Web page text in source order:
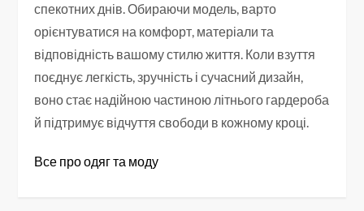
спекотних днів. Обираючи модель, варто
орієнтуватися на комфорт, матеріали та
відповідність вашому стилю життя. Коли взуття
поєднує легкість, зручність і сучасний дизайн,
воно стає надійною частиною літнього гардероба
й підтримує відчуття свободи в кожному кроці.
Все про одяг та моду